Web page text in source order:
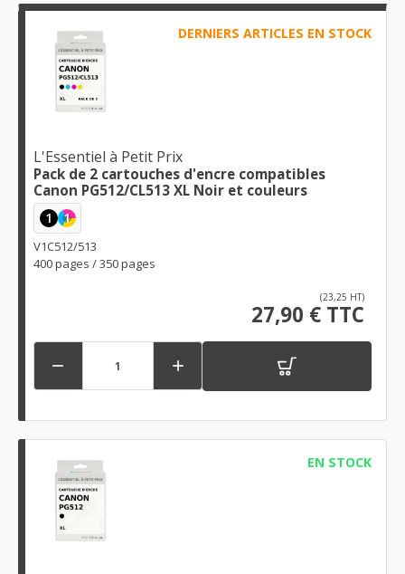
DERNIERS ARTICLES EN STOCK
L'Essentiel à Petit Prix
Pack de 2 cartouches d'encre compatibles
Canon PG512/CL513 XL Noir et couleurs
1 1
V1C512/513
400 pages / 350 pages
(23,25 HT)
27,90 € TTC
 
EN STOCK